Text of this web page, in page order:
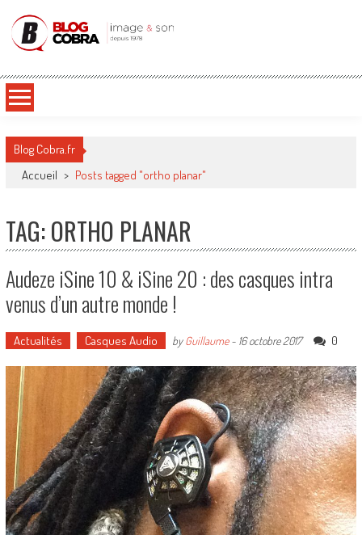
Blog Cobra
Blog Cobra.fr
Accueil > Posts tagged "ortho planar"
TAG: ORTHO PLANAR
Audeze iSine 10 & iSine 20 : des casques intra
venus d’un autre monde !
Actualités Casques Audio byGuillaume- 16 octobre 2017 0